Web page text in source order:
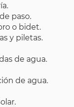
paso.
o bidet.
y piletas.
de agua.
de agua.